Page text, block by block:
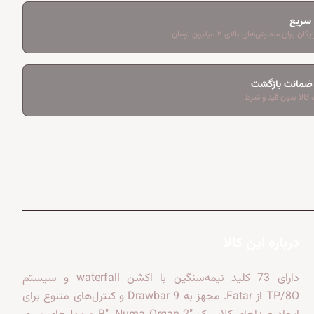
سریع
برای سفارش‌های بالای ۲ میلیون تومان
کالا بدون قید و شرط
دارای 73 کلید نیمه‌سنگین با اکشن waterfall و سیستم
TP/8O از Fatar. مجهز به 9 Drawbar و کنترل‌های متنوع برای